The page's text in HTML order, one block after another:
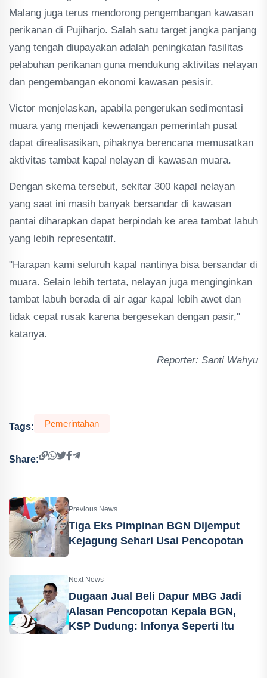
Malang juga terus mendorong pengembangan kawasan
perikanan di Pujiharjo. Salah satu target jangka panjang
yang tengah diupayakan adalah peningkatan fasilitas
pelabuhan perikanan guna mendukung aktivitas nelayan
dan pengembangan ekonomi kawasan pesisir.
Victor menjelaskan, apabila pengerukan sedimentasi
muara yang menjadi kewenangan pemerintah pusat
dapat direalisasikan, pihaknya berencana memusatkan
aktivitas tambat kapal nelayan di kawasan muara.
Dengan skema tersebut, sekitar 300 kapal nelayan
yang saat ini masih banyak bersandar di kawasan
pantai diharapkan dapat berpindah ke area tambat labuh
yang lebih representatif.
"Harapan kami seluruh kapal nantinya bisa bersandar di
muara. Selain lebih tertata, nelayan juga menginginkan
tambat labuh berada di air agar kapal lebih awet dan
tidak cepat rusak karena bergesekan dengan pasir,"
katanya.
Reporter: Santi Wahyu
Tags: Pemerintahan
Share:
Previous News
Tiga Eks Pimpinan BGN Dijemput
Kejagung Sehari Usai Pencopotan
Next News
Dugaan Jual Beli Dapur MBG Jadi
Alasan Pencopotan Kepala BGN,
KSP Dudung: Infonya Seperti Itu